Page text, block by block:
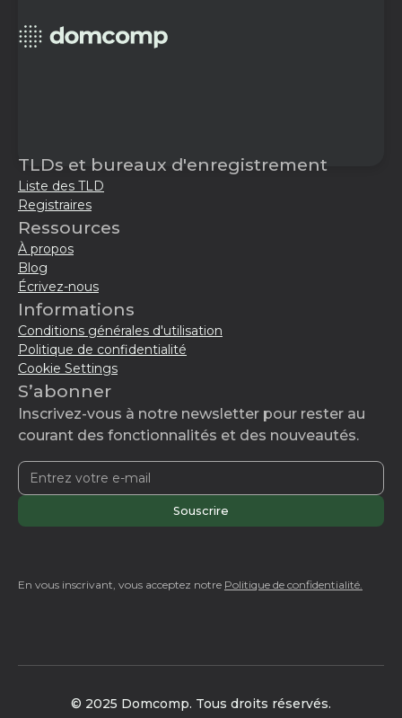
TLDs et bureaux d'enregistrement
Liste des TLD
Registraires
Ressources
À propos
Blog
Écrivez-nous
Informations
Conditions générales d'utilisation
Politique de confidentialité
Cookie Settings
S’abonner
Inscrivez-vous à notre newsletter pour rester au
courant des fonctionnalités et des nouveautés.
En vous inscrivant, vous acceptez notre Politique de confidentialité.
© 2025 Domcomp. Tous droits réservés.